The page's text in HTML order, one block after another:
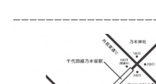
一一一一一一一一一一一一一一一一一